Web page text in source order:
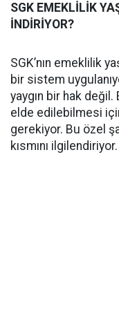
SGK EMEKLİLİK
İNDİRİYOR?
SGK’nın emeklilik
bir sistem
yaygın bir hak değil.
elde edilebilmesi
gerekiyor. Bu özel
kısmını ilgilendiriyor.